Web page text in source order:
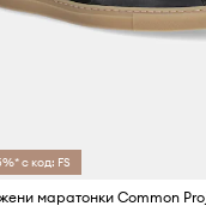
с код: FS